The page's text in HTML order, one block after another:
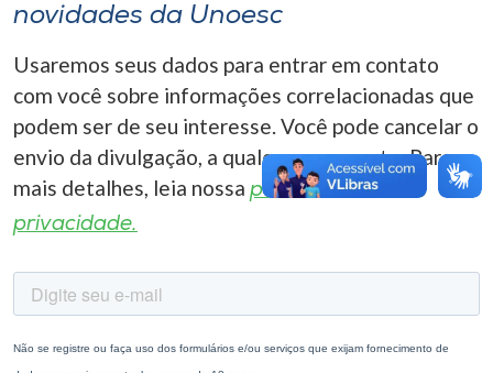
A-
novidades da Unoesc
Usaremos seus dados para entrar em contato
com você sobre informações correlacionadas que
podem ser de seu interesse. Você pode cancelar o
envio da divulgação, a qualquer momento. Para
mais detalhes, leia nossa política de
privacidade.